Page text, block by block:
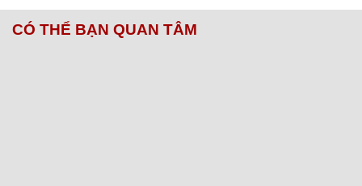
CÓ THỂ BẠN QUAN TÂM